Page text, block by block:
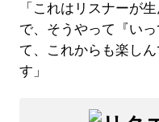
「これはリスナーが
で、そうやって『い
て、これからも楽し
す」